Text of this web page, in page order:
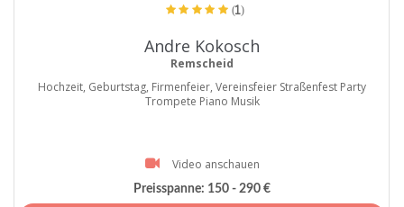
(1)
Andre Kokosch
Remscheid
Hochzeit, Geburtstag, Firmenfeier, Vereinsfeier Straßenfest Party
Trompete Piano Musik
Video anschauen
Preisspanne: 150 - 290 €